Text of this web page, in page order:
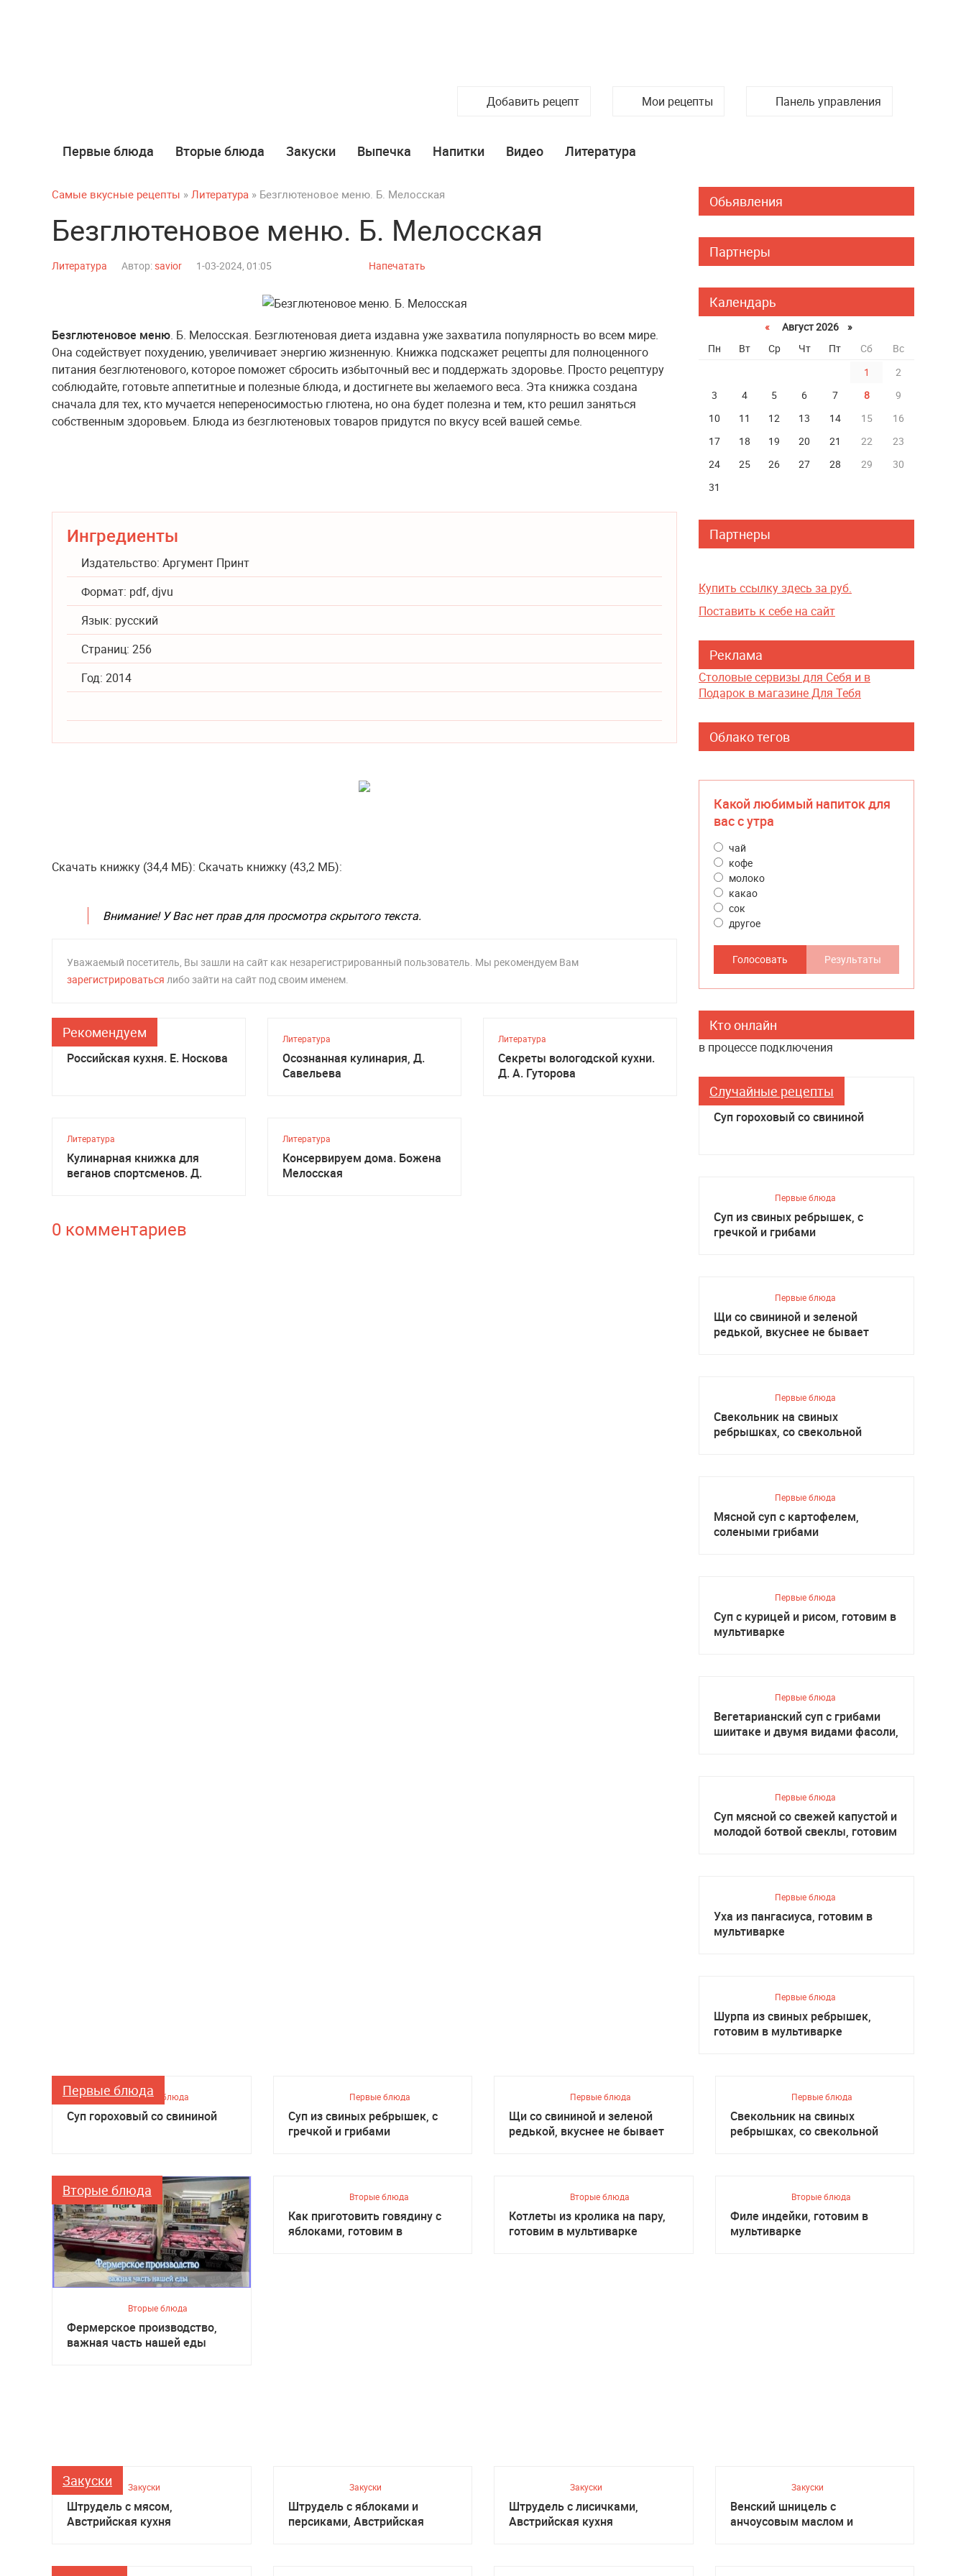
Панель управления
Мои рецепты
Добавить рецепт
Первые блюда Вторые блюда Закуски Выпечка Напитки Видео Литература
Самые вкусные рецепты » Литература » Безглютеновое меню. Б. Мелосская
Безглютеновое меню. Б. Мелосская
Литература Автор:savior 1-03-2024, 01:05 Напечатать
Безглютеновое меню. Б. Мелосская. Безглютеновая диета издавна уже захватила популярность во всем мире.
Она содействует похудению, увеличивает энергию жизненную. Книжка подскажет рецепты для полноценного
питания безглютенового, которое поможет сбросить избыточный вес и поддержать здоровье. Просто рецептуру
соблюдайте, готовьте аппетитные и полезные блюда, и достигнете вы желаемого веса. Эта книжка создана
сначала для тех, кто мучается непереносимостью глютена, но она будет полезна и тем, кто решил заняться
собственным здоровьем. Блюда из безглютеновых товаров придутся по вкусу всей вашей семье.
Ингредиенты
Издательство: Аргумент Принт
Формат: pdf, djvu
Язык: русский
Страниц: 256
Год: 2014
Скачать книжку (34,4 МБ): Скачать книжку (43,2 МБ):
Внимание! У Вас нет прав для просмотра скрытого текста.
Уважаемый посетитель, Вы зашли на сайт как незарегистрированный пользователь. Мы рекомендуем Вам
зарегистрироваться либо зайти на сайт под своим именем.
Рекомендуем
Литература
Российская кухня. Е. Носкова
Литература
Осознанная кулинария, Д.
Савельева
Литература
Секреты вологодской кухни.
Д. А. Гуторова
Литература
Кулинарная книжка для
веганов спортсменов. Д.
Литература
Консервируем дома. Божена
Мелосская
0 комментариев
Обьявления
Партнеры
Календарь
«
Август 2026 »
Пн
Вт Ср Чт Пт Сб
Вс
1
2
3
4 5 6 7 8
9
10
11 12 13 14 15
16
17
18 19 20 21 22
23
24
25 26 27 28 29
30
31
Партнеры
Купить ссылку здесь за руб.
Поставить к себе на сайт
Реклама
Столовые сервизы для Себя и в
Подарок в магазине Для Тебя
Облако тегов
Какой любимый напиток для
вас с утра
чай
кофе
молоко
какао
сок
другое
Голосовать Результаты
Кто онлайн
в процессе подключения
Случайные рецепты
Первые блюда
Суп гороховый со свининой
Первые блюда
Суп из свиных ребрышек, с
гречкой и грибами
Первые блюда
Щи со свининой и зеленой
редькой, вкуснее не бывает
Первые блюда
Свекольник на свиных
ребрышках, со свекольной
Первые блюда
Мясной суп с картофелем,
солеными грибами
Первые блюда
Суп с курицей и рисом, готовим в
мультиварке
Первые блюда
Вегетарианский суп с грибами
шиитаке и двумя видами фасоли,
Первые блюда
Суп мясной со свежей капустой и
молодой ботвой свеклы, готовим
Первые блюда
Уха из пангасиуса, готовим в
мультиварке
Первые блюда
Шурпа из свиных ребрышек,
готовим в мультиварке
Первые блюдаПервые блюда
Суп гороховый со свининой
Первые блюда
Суп из свиных ребрышек, с
гречкой и грибами
Первые блюда
Щи со свининой и зеленой
редькой, вкуснее не бывает
Первые блюда
Свекольник на свиных
ребрышках, со свекольной
Вторые блюда
Вторые блюда
Фермерское производство,
важная часть нашей еды
Вторые блюда
Как приготовить говядину с
яблоками, готовим в
Вторые блюда
Котлеты из кролика на пару,
готовим в мультиварке
Вторые блюда
Филе индейки, готовим в
мультиварке
Закуски Закуски
Штрудель с мясом,
Австрийская кухня
Закуски
Штрудель с яблоками и
персиками, Австрийская
Закуски
Штрудель с лисичками,
Австрийская кухня
Закуски
Венский шницель с
анчоусовым маслом и